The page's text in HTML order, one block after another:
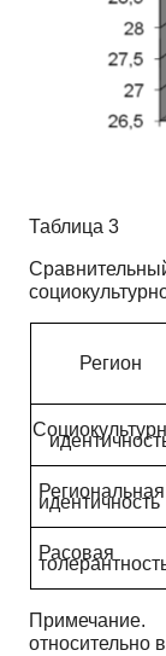
Таблица 3
Регион
Региональная
идентичность
Расовая
относительно